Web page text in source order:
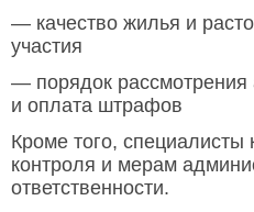
— качество жилья и
участия
— порядок рассмотрения
и оплата штрафов
Кроме того, специалисты
контроля и мерам
ответственности.